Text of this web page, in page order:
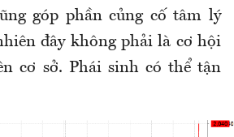
góp phần củng cố tâm lý
đây không phải là cơ hội
cơ sở. Phái sinh có thể tận